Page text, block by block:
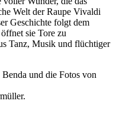
Welt der Raupe Vivaldi
Geschichte folgt dem
sie Tore zu
Tanz, Musik und flüchtiger
und die Fotos von